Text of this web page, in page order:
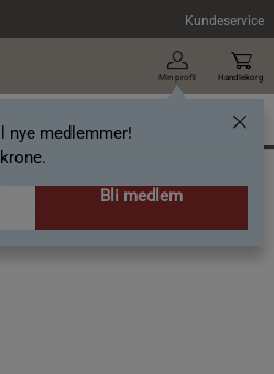
Kundeservice
Min profil
nye medlemmer!
Bli medlem
Handlekorg
Peyote Beige, L